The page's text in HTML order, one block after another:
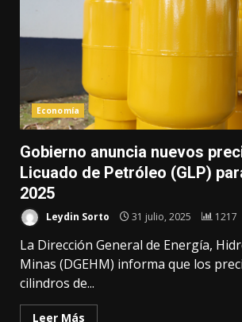
Economía
Gobierno anuncia nuevos
Licuado de Petróleo (GLP)
2025
Leydin Sorto 31 julio, 2025 1217
La Dirección General de Energía,
Minas (DGEHM) informa que los
cilindros de...
Leer Más